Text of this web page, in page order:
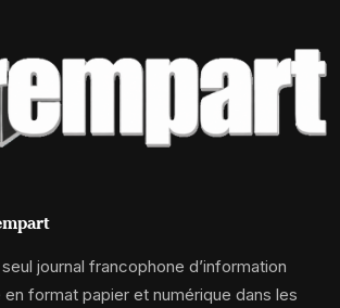
journal francophone d’information
format papier et numérique dans les